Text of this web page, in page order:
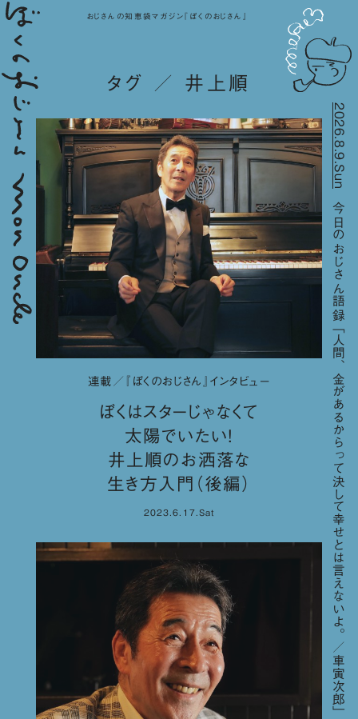
おじさんの知恵袋マガジン『ぼくのおじさん』
2026.8.9.Sun
今日のおじさん語録
「人間、金があるからって決して幸せとは言えないよ。／車寅次郎」
タグ ／ 井上順
連載／『ぼくのおじさん』インタビュー
ぼくはスターじゃなくて
太陽でいたい！
井上順のお洒落な
生き方入門（後編）
2023.6.17.Sat